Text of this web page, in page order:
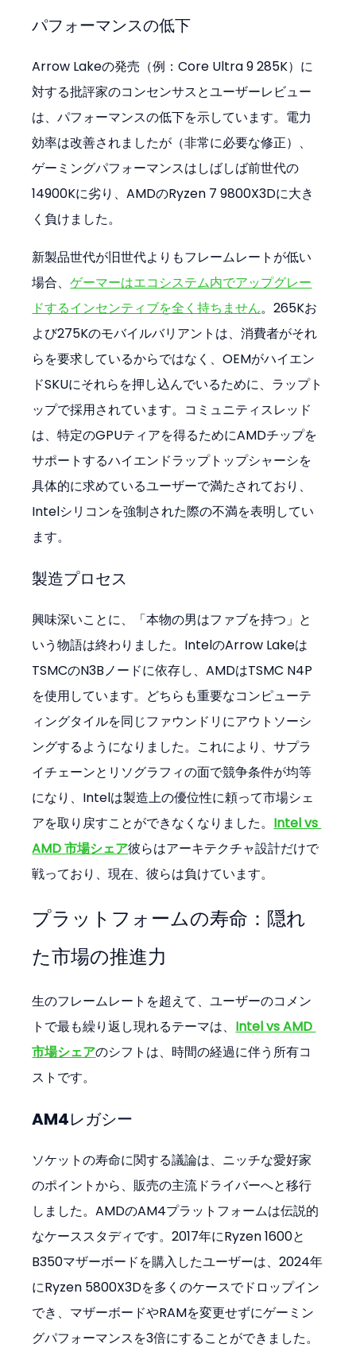
パフォーマンスの低下
Arrow Lakeの発売（例：Core Ultra 9 285K）に
対する批評家のコンセンサスとユーザーレビュー
は、パフォーマンスの低下を示しています。電力
効率は改善されましたが（非常に必要な修正）、
ゲーミングパフォーマンスはしばしば前世代の
14900Kに劣り、AMDのRyzen 7 9800X3Dに大き
く負けました。
新製品世代が旧世代よりもフレームレートが低い
場合、ゲーマーはエコシステム内でアップグレー
ドするインセンティブを全く持ちません。265Kお
よび275Kのモバイルバリアントは、消費者がそれ
らを要求しているからではなく、OEMがハイエン
ドSKUにそれらを押し込んでいるために、ラップト
ップで採用されています。コミュニティスレッド
は、特定のGPUティアを得るためにAMDチップを
サポートするハイエンドラップトップシャーシを
具体的に求めているユーザーで満たされており、
Intelシリコンを強制された際の不満を表明してい
ます。
製造プロセス
興味深いことに、「本物の男はファブを持つ」と
いう物語は終わりました。IntelのArrow Lakeは
TSMCのN3Bノードに依存し、AMDはTSMC N4P
を使用しています。どちらも重要なコンピューテ
ィングタイルを同じファウンドリにアウトソーシ
ングするようになりました。これにより、サプラ
イチェーンとリソグラフィの面で競争条件が均等
になり、Intelは製造上の優位性に頼って市場シェ
アを取り戻すことができなくなりました。 Intel vs
AMD 市場シェア彼らはアーキテクチャ設計だけで
戦っており、現在、彼らは負けています。
プラットフォームの寿命：隠れ
た市場の推進力
生のフレームレートを超えて、ユーザーのコメン
トで最も繰り返し現れるテーマは、 Intel vs AMD
市場シェアのシフトは、時間の経過に伴う所有コ
ストです。
AM4レガシー
ソケットの寿命に関する議論は、ニッチな愛好家
のポイントから、販売の主流ドライバーへと移行
しました。AMDのAM4プラットフォームは伝説的
なケーススタディです。2017年にRyzen 1600と
B350マザーボードを購入したユーザーは、2024年
にRyzen 5800X3Dを多くのケースでドロップイン
でき、マザーボードやRAMを変更せずにゲーミン
グパフォーマンスを3倍にすることができました。